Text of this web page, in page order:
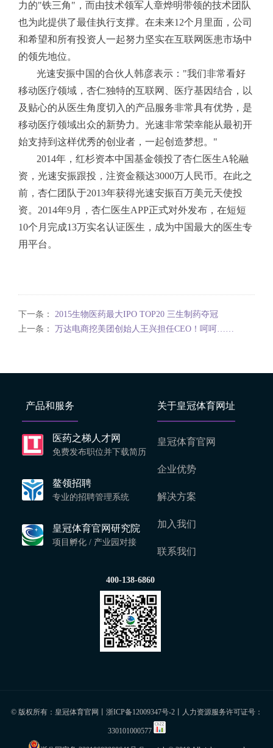
力的"铁三角"，而由技术领军人章烨明带领的技术团队
也为此提供了最佳执行支撑。在未来12个月里面，公司
和希望和所有投资人一起努力坚实在互联网医患市场中
的领先地位。
光速安振中国的合伙人韩彦表示："我们非常看好
移动医疗领域，杏仁独特的互联网、医疗基因结合，以
及贴心的从医生角度切入的产品服务非常具有优势，是
移动医疗领域出众的新势力。光速非常荣幸能从最初开
始支持到这样优秀的创业者，一起创造梦想。"
2014年，红杉资本中国基金领投了杏仁医生A轮融
资，光速安振跟投，注资金额达3000万人民币。在此之
前，杏仁团队于2013年获得光速安振百万美元天使投
资。2014年9月，杏仁医生APP正式对外发布，在短短
10个月完成13万实名认证医生，成为中国最大的医生专
用平台。
下一条： 2015生物医药最大IPO TOP20 三生制药夺冠
上一条： 万达电商挖美团创始人王兴担任CEO！呵呵……
产品和服务
医药之梯人才网
免费发布职位并下载简历
鳌领招聘
专业的招聘管理系统
皇冠体育官网研究院
项目孵化 / 产业园对接
关于皇冠体育网址
皇冠体育官网
企业优势
解决方案
加入我们
联系我们
400-138-6860
© 版权所有：皇冠体育官网丨 浙ICP备12009347号-2丨人力资源服务许可证号：
330101000577